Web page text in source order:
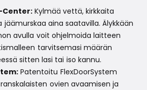
Center:Kylmää vettä, kirkkaita
jäämurskaa aina saatavilla. Älykkään
avulla voit ohjelmoida laitteen
tarvitsemasi määrän
sitten lasi tai iso kannu.
Patentoitu FlexDoorSystem
ovien avaamisen ja